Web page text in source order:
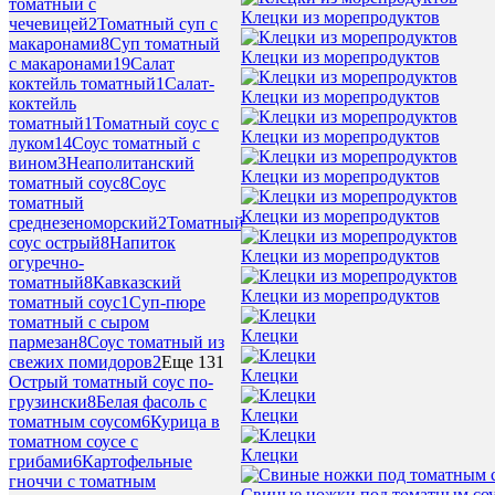
томатный с
чечевицей2Томатный суп с
макаронами8Суп томатный
с макаронами19Салат
коктейль томатный1Салат-
коктейль
томатный1Томатный соус с
луком14Соус томатный с
вином3Неаполитанский
томатный соус8Соус
томатный
среднезеноморский2Томатный
соус острый8Напиток
огуречно-
томатный8Кавказский
томатный соус1Суп-пюре
томатный с сыром
пармезан8Соус томатный из
свежих помидоров2Еще 131
Острый томатный соус по-
грузински8Белая фасоль с
томатным соусом6Курица в
томатном соусе с
грибами6Картофельные
гноччи с томатным
Клецки из морепродуктов
Клецки из морепродуктов
Клецки из морепродуктов
Клецки из морепродуктов
Клецки из морепродуктов
Клецки из морепродуктов
Клецки из морепродуктов
Клецки из морепродуктов
Клецки
Клецки
Клецки
Клецки